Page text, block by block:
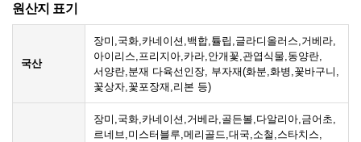
원산지 표기
국산
장미,국화,카네이션,백합,튤립,글라디올러스,거베라,
아이리스,프리지아,카라,안개꽃,관엽식물,동양란,
서양란,분재 다육선인장, 부자재(화분,화병,꽃바구니,
꽃상자,꽃포장재,리본 등)
장미,국화,카네이션,거베라,골든볼,다알리아,금어초,
르네브,미스터블루,메리골드,대국,소철,스타치스,